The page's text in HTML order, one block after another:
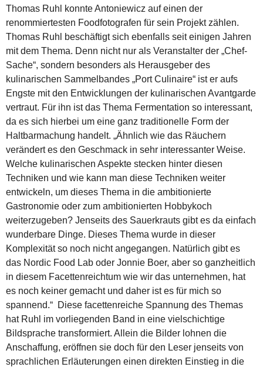
Thomas Ruhl konnte Antoniewicz auf einen der
renommiertesten Foodfotografen für sein Projekt zählen.
Thomas Ruhl beschäftigt sich ebenfalls seit einigen Jahren
mit dem Thema. Denn nicht nur als Veranstalter der „Chef-
Sache“, sondern besonders als Herausgeber des
kulinarischen Sammelbandes „Port Culinaire“ ist er aufs
Engste mit den Entwicklungen der kulinarischen Avantgarde
vertraut. Für ihn ist das Thema Fermentation so interessant,
da es sich hierbei um eine ganz traditionelle Form der
Haltbarmachung handelt. „Ähnlich wie das Räuchern
verändert es den Geschmack in sehr interessanter Weise.
Welche kulinarischen Aspekte stecken hinter diesen
Techniken und wie kann man diese Techniken weiter
entwickeln, um dieses Thema in die ambitionierte
Gastronomie oder zum ambitionierten Hobbykoch
weiterzugeben? Jenseits des Sauerkrauts gibt es da einfach
wunderbare Dinge. Dieses Thema wurde in dieser
Komplexität so noch nicht angegangen. Natürlich gibt es
das Nordic Food Lab oder Jonnie Boer, aber so ganzheitlich
in diesem Facettenreichtum wie wir das unternehmen, hat
es noch keiner gemacht und daher ist es für mich so
spannend.“ Diese facettenreiche Spannung des Themas
hat Ruhl im vorliegenden Band in eine vielschichtige
Bildsprache transformiert. Allein die Bilder lohnen die
Anschaffung, eröffnen sie doch für den Leser jenseits von
sprachlichen Erläuterungen einen direkten Einstieg in die